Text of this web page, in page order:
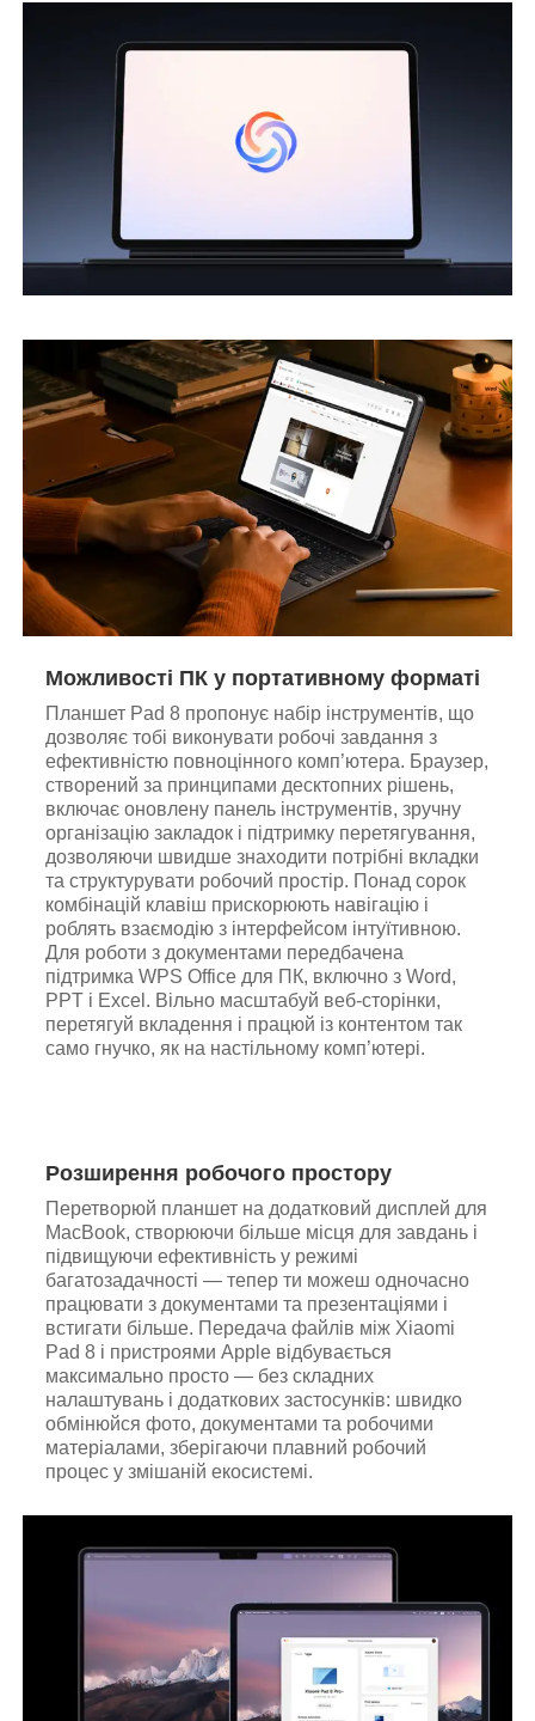
Можливості ПК у портативному форматі
Планшет Pad 8 пропонує набір інструментів, що
дозволяє тобі виконувати робочі завдання з
ефективністю повноцінного комп’ютера. Браузер,
створений за принципами десктопних рішень,
включає оновлену панель інструментів, зручну
організацію закладок і підтримку перетягування,
дозволяючи швидше знаходити потрібні вкладки
та структурувати робочий простір. Понад сорок
комбінацій клавіш прискорюють навігацію і
роблять взаємодію з інтерфейсом інтуїтивною.
Для роботи з документами передбачена
підтримка WPS Office для ПК, включно з Word,
PPT і Excel. Вільно масштабуй веб-сторінки,
перетягуй вкладення і працюй із контентом так
само гнучко, як на настільному комп’ютері.
Розширення робочого простору
Перетворюй планшет на додатковий дисплей для
MacBook, створюючи більше місця для завдань і
підвищуючи ефективність у режимі
багатозадачності — тепер ти можеш одночасно
працювати з документами та презентаціями і
встигати більше. Передача файлів між Xiaomi
Pad 8 і пристроями Apple відбувається
максимально просто — без складних
налаштувань і додаткових застосунків: швидко
обмінюйся фото, документами та робочими
матеріалами, зберігаючи плавний робочий
процес у змішаній екосистемі.